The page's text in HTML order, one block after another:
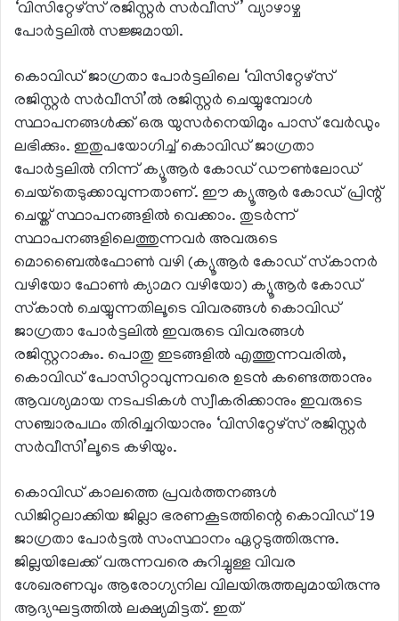
‘വിസിറ്റേഴ്‌സ് രജിസ്റ്റര്‍ സര്‍വീസ്’ വ്യാഴാഴ്ച
പോര്‍ട്ടലില്‍ സജ്ജമായി.
കൊവിഡ് ജാഗ്രതാ പോര്‍ട്ടലിലെ ‘വിസിറ്റേഴ്‌സ്
രജിസ്റ്റര്‍ സര്‍വീസി’ല്‍ രജിസ്റ്റര്‍ ചെയ്യുമ്പോള്‍
സ്ഥാപനങ്ങള്‍ക്ക് ഒരു യുസര്‍നെയിമും പാസ് വേര്‍ഡും
ലഭിക്കും. ഇതുപയോഗിച്ച് കൊവിഡ് ജാഗ്രതാ
പോര്‍ട്ടലില്‍ നിന്ന് ക്യൂആര്‍ കോഡ് ഡൗണ്‍ലോഡ്
ചെയ്‌തെടുക്കാവുന്നതാണ്. ഈ ക്യൂആര്‍ കോഡ് പ്രിന്റ്
ചെയ്ത് സ്ഥാപനങ്ങളില്‍ വെക്കാം. തുടര്‍ന്ന്
സ്ഥാപനങ്ങളിലെത്തുന്നവര്‍ അവരുടെ
മൊബൈല്‍ഫോണ്‍ വഴി (ക്യൂആര്‍ കോഡ് സ്‌കാനര്‍
വഴിയോ ഫോണ്‍ ക്യാമറ വഴിയോ) ക്യൂആര്‍ കോഡ്
സ്‌കാന്‍ ചെയ്യുന്നതിലൂടെ വിവരങ്ങള്‍ കൊവിഡ്
ജാഗ്രതാ പോര്‍ട്ടലില്‍ ഇവരുടെ വിവരങ്ങള്‍
രജിസ്റ്ററാകും. പൊതു ഇടങ്ങളില്‍ എത്തുന്നവരില്‍,
കൊവിഡ് പോസിറ്റാവുന്നവരെ ഉടന്‍ കണ്ടെത്താനും
ആവശ്യമായ നടപടികള്‍ സ്വീകരിക്കാനും ഇവരുടെ
സഞ്ചാരപഥം തിരിച്ചറിയാനും ‘വിസിറ്റേഴ്‌സ് രജിസ്റ്റര്‍
സര്‍വീസി’ലൂടെ കഴിയും.
കൊവിഡ് കാലത്തെ പ്രവര്‍ത്തനങ്ങള്‍
ഡിജിറ്റലാക്കിയ ജില്ലാ ഭരണകൂടത്തിന്റെ കൊവിഡ് 19
ജാഗ്രതാ പോര്‍ട്ടല്‍ സംസ്ഥാനം ഏറ്റടുത്തിരുന്നു.
ജില്ലയിലേക്ക് വരുന്നവരെ കുറിച്ചുള്ള വിവര
ശേഖരണവും ആരോഗ്യനില വിലയിരുത്തലുമായിരുന്നു
ആദ്യഘട്ടത്തില്‍ ലക്ഷ്യമിട്ടത്. ഇത്